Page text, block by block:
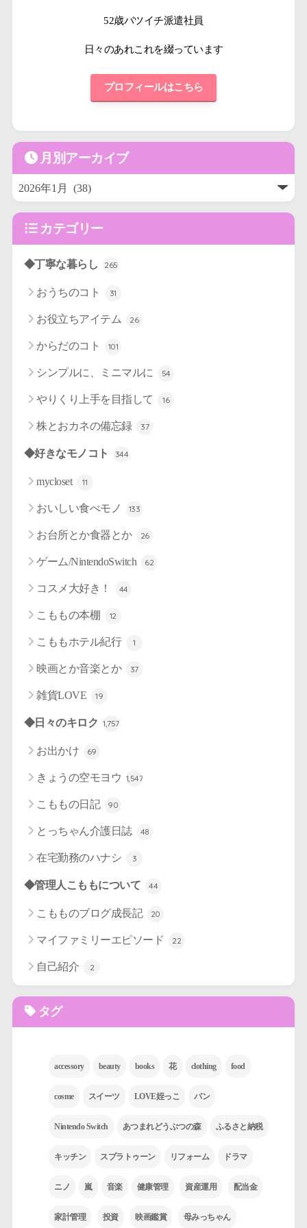
52歳バツイチ派遣社員
日々のあれこれを綴っています
プロフィールはこちら
月別アーカイブ
カテゴリー
◆丁寧な暮らし 265
おうちのコト 31
お役立ちアイテム 26
からだのコト 101
シンプルに、ミニマルに 54
やりくり上手を目指して 16
株とおカネの備忘録 37
◆好きなモノコト 344
mycloset 11
おいしい食べモノ 133
お台所とか食器とか 26
ゲーム/NintendoSwitch 62
コスメ大好き！ 44
こももの本棚 12
こももホテル紀行 1
映画とか音楽とか 37
雑貨LOVE 19
◆日々のキロク 1,757
お出かけ 69
きょうの空モヨウ 1,547
こももの日記 90
とっちゃん介護日誌 48
在宅勤務のハナシ 3
◆管理人こももについて 44
こもものブログ成長記 20
マイファミリーエピソード 22
自己紹介 2
タグ
accessory beauty books 花 clothing food
cosme スイーツ LOVE姪っこ パン
Nintendo Switch あつまれどうぶつの森 ふるさと納税
キッチン スプラトゥーン リフォーム ドラマ
ニノ 嵐 音楽 健康管理 資産運用 配当金
家計管理 投資 映画鑑賞 母みっちゃん